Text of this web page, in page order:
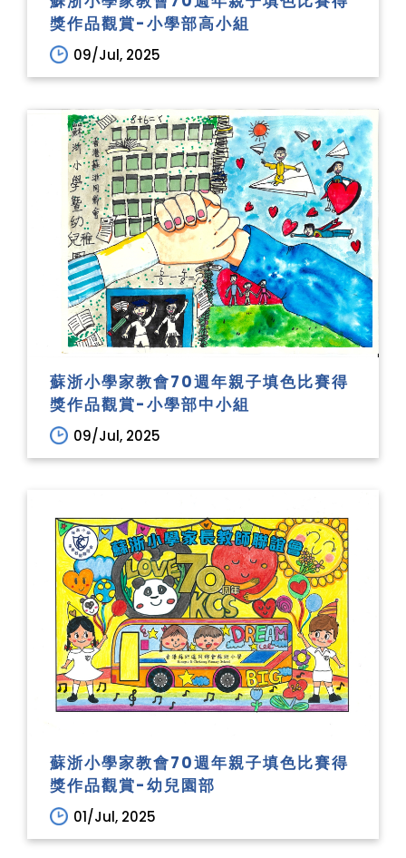
獎作品觀賞-小學部高小組
09/Jul, 2025
蘇浙小學家教會70週年親子填色比賽得
獎作品觀賞-小學部中小組
09/Jul, 2025
蘇浙小學家教會70週年親子填色比賽得
獎作品觀賞-幼兒園部
01/Jul, 2025